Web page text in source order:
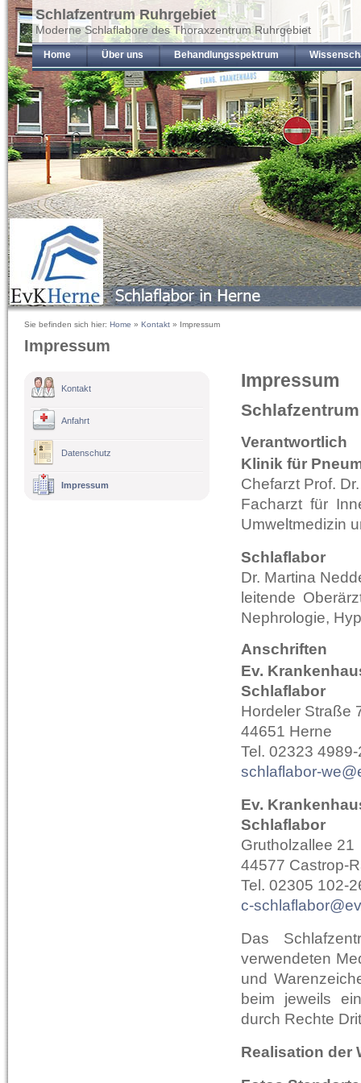
Schlafzentrum Ruhrgebiet
Moderne Schlaflabore des Thoraxzentrum Ruhrgebiet
Home Über uns Behandlungsspektrum
Sie befinden sich hier: Home » Kontakt » Impressum
Impressum
Kontakt
Anfahrt
Datenschutz
Impressum
Impressum
Verantwortlich
Klinik für
Chefarzt Prof.
Facharzt für
Umweltmedizin
Schlaflabor
Dr. Martina
leitende
Nephrologie,
Anschriften
Ev.
Schlaflabor
Hordeler Straße
44651 Herne
Tel. 02323
schlaflabor-
Ev.
Schlaflabor
Grutholzallee 21
44577 Castrop-
Tel. 02305 102-
c-
Das
verwendeten
und
beim jeweils
durch Rechte
Realisation der